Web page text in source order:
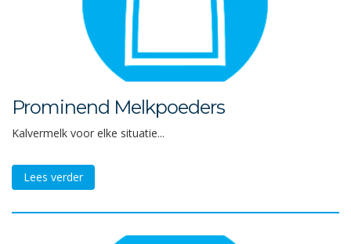
Prominend Melkpoeders
Kalvermelk voor elke situatie...
Lees verder